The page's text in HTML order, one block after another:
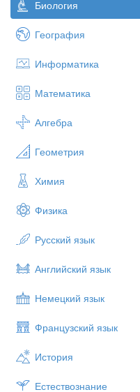
Биология
География
Информатика
Математика
Алгебра
Геометрия
Химия
Физика
Русский язык
Английский язык
Немецкий язык
Французский язык
История
Естествознание